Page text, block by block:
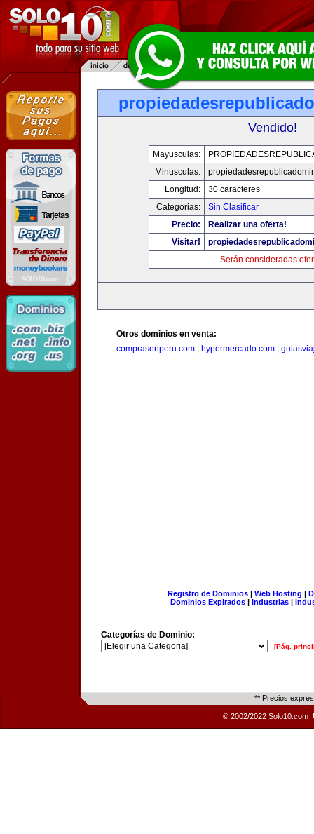
Vendido!
Mayusculas:
Minusculas:
Longitud:
30 caracteres
Categorias:
Sin Clasificar
Precio:
Realizar una oferta!
Visitar!
Serán consideradas
Otros dominios en venta:
comprasenperu.com
hypermercado.com
Registro de Dominios| Web Hosting |
Dominios Expirados | Industrias |
Categorías de Dominio:
[Pág.
** Precios
© 2002/2022 Solo10.com